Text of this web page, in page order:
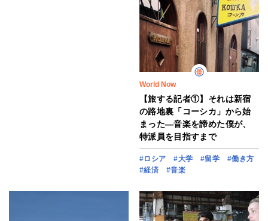
World Now
【旅する記者①】それは新宿
の路地裏「コーシカ」から始
まった―音楽を諦めた僕が、
特派員を目指すまで
#ロシア #大学 #留学
#働き方
#経済
#音楽